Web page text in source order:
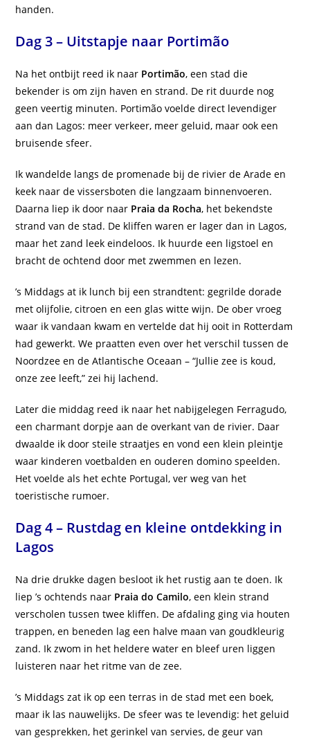
handen.
Dag 3 – Uitstapje naar Portimão
Na het ontbijt reed ik naar Portimão, een stad die
bekender is om zijn haven en strand. De rit duurde nog
geen veertig minuten. Portimão voelde direct levendiger
aan dan Lagos: meer verkeer, meer geluid, maar ook een
bruisende sfeer.
Ik wandelde langs de promenade bij de rivier de Arade en
keek naar de vissersboten die langzaam binnenvoeren.
Daarna liep ik door naar Praia da Rocha, het bekendste
strand van de stad. De kliffen waren er lager dan in Lagos,
maar het zand leek eindeloos. Ik huurde een ligstoel en
bracht de ochtend door met zwemmen en lezen.
’s Middags at ik lunch bij een strandtent: gegrilde dorade
met olijfolie, citroen en een glas witte wijn. De ober vroeg
waar ik vandaan kwam en vertelde dat hij ooit in Rotterdam
had gewerkt. We praatten even over het verschil tussen de
Noordzee en de Atlantische Oceaan – “Jullie zee is koud,
onze zee leeft,” zei hij lachend.
Later die middag reed ik naar het nabijgelegen Ferragudo,
een charmant dorpje aan de overkant van de rivier. Daar
dwaalde ik door steile straatjes en vond een klein pleintje
waar kinderen voetbalden en ouderen domino speelden.
Het voelde als het echte Portugal, ver weg van het
toeristische rumoer.
Dag 4 – Rustdag en kleine ontdekking in
Lagos
Na drie drukke dagen besloot ik het rustig aan te doen. Ik
liep ’s ochtends naar Praia do Camilo, een klein strand
verscholen tussen twee kliffen. De afdaling ging via houten
trappen, en beneden lag een halve maan van goudkleurig
zand. Ik zwom in het heldere water en bleef uren liggen
luisteren naar het ritme van de zee.
’s Middags zat ik op een terras in de stad met een boek,
maar ik las nauwelijks. De sfeer was te levendig: het geluid
van gesprekken, het gerinkel van servies, de geur van